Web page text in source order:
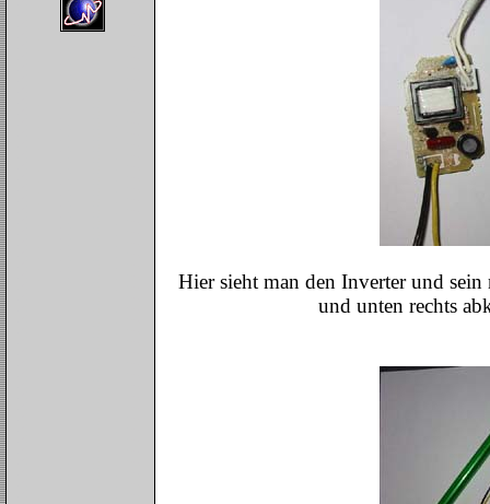
Hier sieht man den Inverter und
und unten rechts